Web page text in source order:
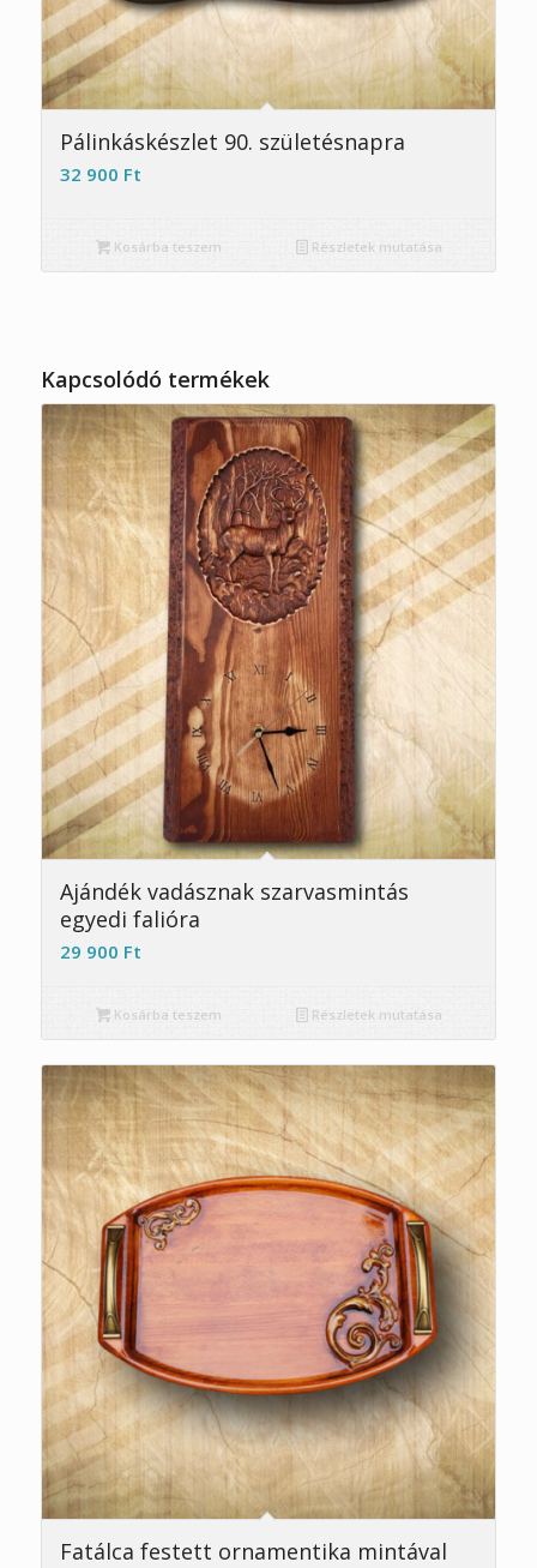
5.00
Pálinkáskészlet 90. születésnapra
32 900 Ft
Kosárba teszem Részletek mutatása
Kapcsolódó termékek
5.00
Ajándék vadásznak szarvasmintás
egyedi falióra
29 900 Ft
Kosárba teszem Részletek mutatása
Fatálca festett ornamentika mintával